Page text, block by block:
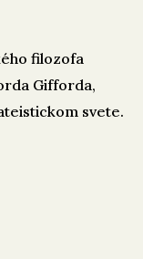
filozofa
Gifforda,
svete.